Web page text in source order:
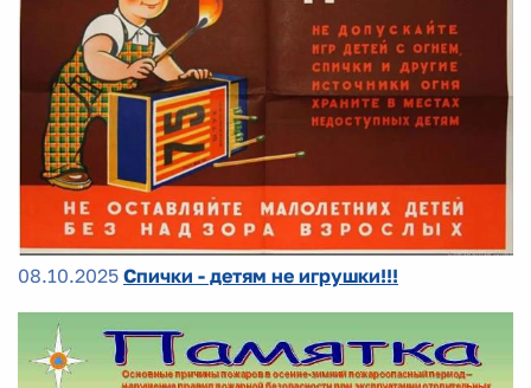
08.10.2025 Спички - детям не игрушки!!!